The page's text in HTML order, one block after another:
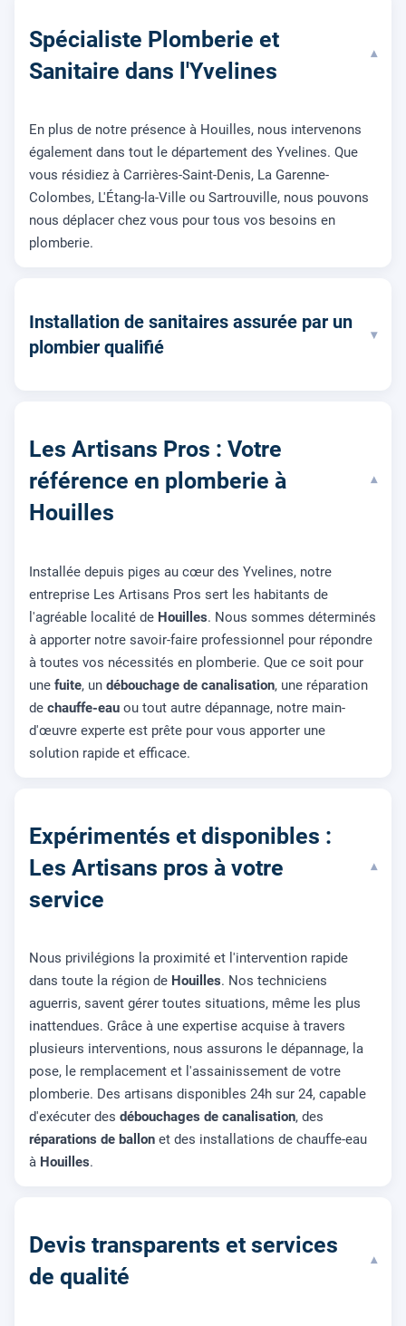
Spécialiste Plomberie et
Sanitaire dans l'Yvelines
▾
En plus de notre présence à Houilles, nous intervenons
également dans tout le département des Yvelines. Que
vous résidiez à Carrières-Saint-Denis, La Garenne-
Colombes, L'Étang-la-Ville ou Sartrouville, nous pouvons
nous déplacer chez vous pour tous vos besoins en
plomberie.
Installation de sanitaires assurée par un
plombier qualifié
▾
Les Artisans Pros : Votre
référence en plomberie à
Houilles
▾
Installée depuis piges au cœur des Yvelines, notre
entreprise Les Artisans Pros sert les habitants de
l'agréable localité de Houilles. Nous sommes déterminés
à apporter notre savoir-faire professionnel pour répondre
à toutes vos nécessités en plomberie. Que ce soit pour
une fuite, un débouchage de canalisation, une réparation
de chauffe-eau ou tout autre dépannage, notre main-
d'œuvre experte est prête pour vous apporter une
solution rapide et efficace.
Expérimentés et disponibles :
Les Artisans pros à votre
service
▾
Nous privilégions la proximité et l'intervention rapide
dans toute la région de Houilles. Nos techniciens
aguerris, savent gérer toutes situations, même les plus
inattendues. Grâce à une expertise acquise à travers
plusieurs interventions, nous assurons le dépannage, la
pose, le remplacement et l'assainissement de votre
plomberie. Des artisans disponibles 24h sur 24, capable
d'exécuter des débouchages de canalisation, des
réparations de ballon et des installations de chauffe-eau
à Houilles.
Devis transparents et services
de qualité
▾